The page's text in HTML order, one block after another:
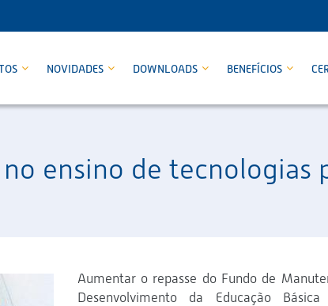
NOVIDADES DOWNLOADS BENEFÍCIOS
ensino de tecnologias
Aumentar o repasse do Fundo de
Desenvolvimento da Educação